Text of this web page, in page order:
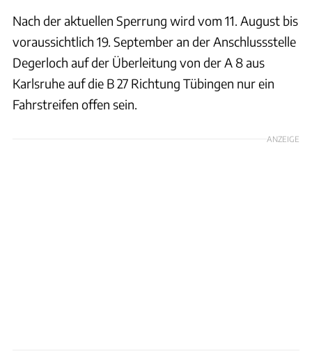
Nach der aktuellen Sperrung wird vom 11. August bis
voraussichtlich 19. September an der Anschlussstelle
Degerloch auf der Überleitung von der A 8 aus
Karlsruhe auf die B 27 Richtung Tübingen nur ein
Fahrstreifen offen sein.
ANZEIGE